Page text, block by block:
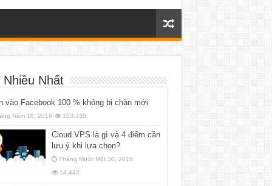
Nhất
vào Facebook 100 % không bị chặn mới
Năm 18, 2016 103,330
Cloud VPS là gì và 4 điểm cần
lưu ý khi lựa chọn?
Tháng Mười Một 30, 2018
14,442